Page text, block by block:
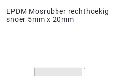
EPDM Mosrubber rechthoekig
snoer 5mm x 20mm